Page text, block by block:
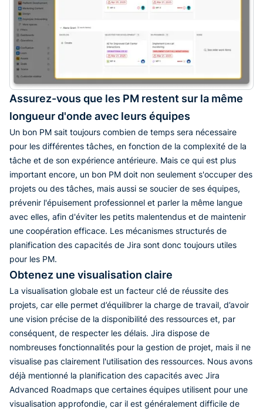
Assurez-vous que les PM restent sur la même
longueur d'onde avec leurs équipes
Un bon PM sait toujours combien de temps sera nécessaire
pour les différentes tâches, en fonction de la complexité de la
tâche et de son expérience antérieure. Mais ce qui est plus
important encore, un bon PM doit non seulement s'occuper des
projets ou des tâches, mais aussi se soucier de ses équipes,
prévenir l'épuisement professionnel et parler la même langue
avec elles, afin d'éviter les petits malentendus et de maintenir
une coopération efficace. Les mécanismes structurés de
planification des capacités de Jira sont donc toujours utiles
pour les PM.
Obtenez une visualisation claire
La visualisation globale est un facteur clé de réussite des
projets, car elle permet d’équilibrer la charge de travail, d’avoir
une vision précise de la disponibilité des ressources et, par
conséquent, de respecter les délais. Jira dispose de
nombreuses fonctionnalités pour la gestion de projet, mais il ne
visualise pas clairement l'utilisation des ressources. Nous avons
déjà mentionné la planification des capacités avec Jira
Advanced Roadmaps que certaines équipes utilisent pour une
visualisation approfondie, car il est généralement difficile de